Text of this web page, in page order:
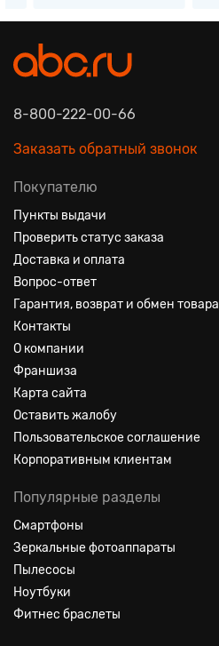
8-800-222-00-66
Заказать обратный звонок
Покупателю
Пункты выдачи
Проверить статус заказа
Доставка и оплата
Вопрос-ответ
Гарантия, возврат и обмен товара
Контакты
О компании
Франшиза
Карта сайта
Оставить жалобу
Пользовательское соглашение
Корпоративным клиентам
Популярные разделы
Смартфоны
Зеркальные фотоаппараты
Пылесосы
Ноутбуки
Фитнес браслеты